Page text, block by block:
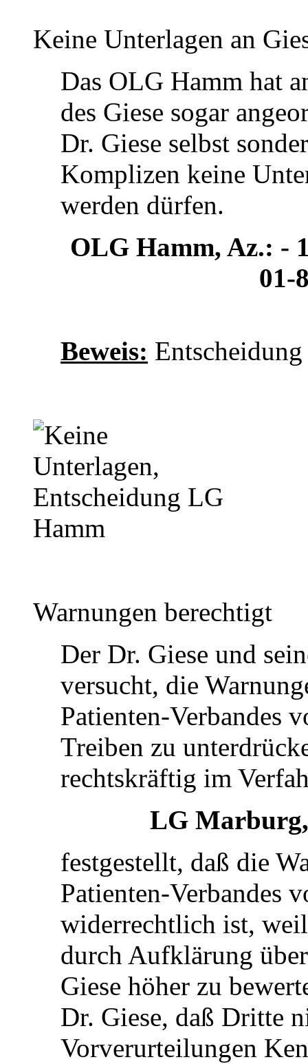
Keine Unterlagen an
Das OLG Hamm hat
des Giese sogar
Dr. Giese selbst
Komplizen keine
werden dürfen.
OLG Hamm, Az.: -
01-
Beweis:
Warnungen berechtigt
Der Dr. Giese und
versucht, die
Patienten-Verbandes
Treiben zu
rechtskräftig im
LG
festgestellt, daß die
Patienten-Verbandes
widerrechtlich ist,
durch Aufklärung
Giese höher zu
Dr. Giese, daß Dritte
Vorverurteilungen